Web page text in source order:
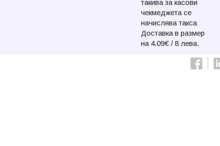
такива за касови
чекмеджета се
начислява такса
Доставка в размер
на 4.09€ / 8 лева.